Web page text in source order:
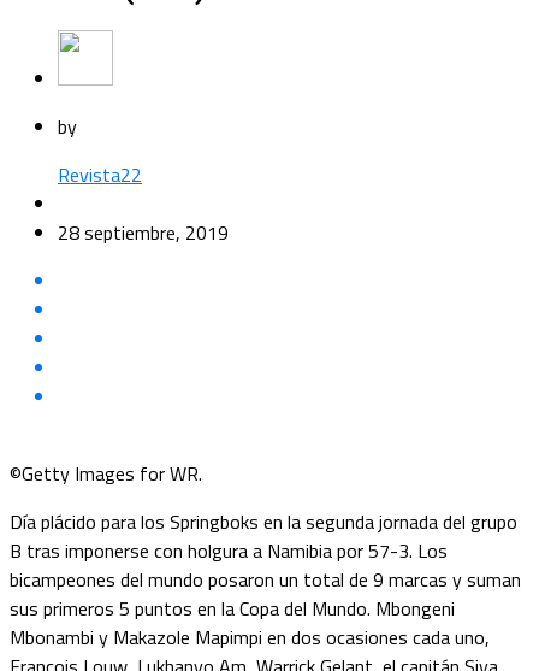
by
Revista22
28 septiembre, 2019
©Getty Images for WR.
Día plácido para los Springboks en la segunda jornada del grupo
B tras imponerse con holgura a Namibia por 57-3. Los
bicampeones del mundo posaron un total de 9 marcas y suman
sus primeros 5 puntos en la Copa del Mundo. Mbongeni
Mbonambi y Makazole Mapimpi en dos ocasiones cada uno,